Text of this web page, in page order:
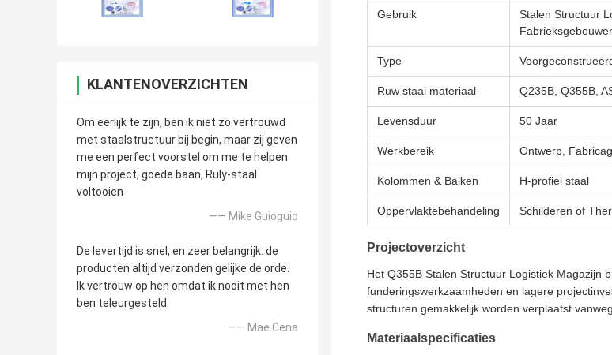
KLANTENOVERZICHTEN
Om eerlijk te zijn, ben ik niet zo vertrouwd
met staalstructuur bij begin, maar zij geven
me een perfect voorstel om me te helpen
mijn project, goede baan, Ruly-staal
voltooien
—— Mike Guioguio
De levertijd is snel, en zeer belangrijk: de
producten altijd verzonden gelijke de orde.
Ik vertrouw op hen omdat ik nooit met hen
ben teleurgesteld.
—— Mae Cena
Gebruik
Stalen Structuur
Type
Ruw staal materiaal Q235B, Q355B,
Levensduur 50 Jaar
Werkbereik Ontwerp,
Kolommen & Balken H-profiel staal
Oppervlaktebehandeling Schilderen of
Projectoverzicht
Het Q355B Stalen Structuur Logistiek Magazijn
funderingswerkzaamheden en lagere
structuren gemakkelijk worden verplaatst
Materiaalspecificaties